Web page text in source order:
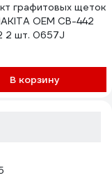
графитовых щеток
OEM CB-442
2 шт. 0657J
В корзину